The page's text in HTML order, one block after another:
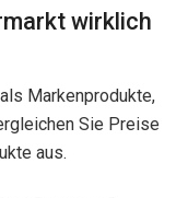
wirklich
Markenprodukte,
Sie Preise
aus.